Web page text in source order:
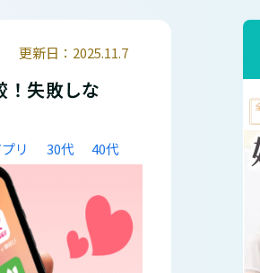
更新日：2025.11.7
！失敗しな
リ 30代 40代